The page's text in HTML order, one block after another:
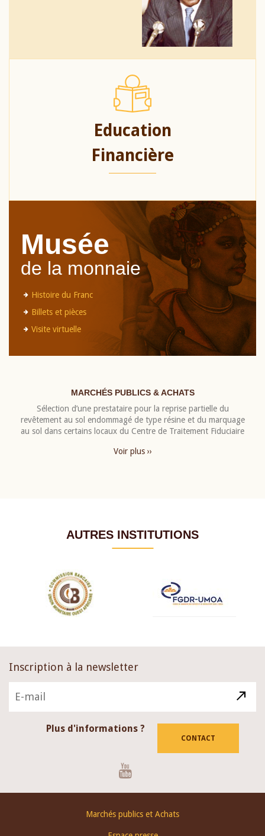
Education
Financière
Musée
de la monnaie
Histoire du Franc
Billets et pièces
Visite virtuelle
MARCHÉS PUBLICS & ACHATS
Sélection d’une prestataire pour la reprise partielle du
revêtement au sol endommagé de type résine et du marquage
au sol dans certains locaux du Centre de Traitement Fiduciaire
Voir plus ››
AUTRES INSTITUTIONS
Inscription à la newsletter
Plus d'informations ?
CONTACT
Marchés publics et Achats